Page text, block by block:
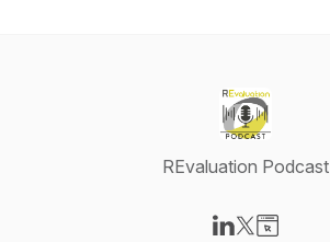
REvaluation Podcast